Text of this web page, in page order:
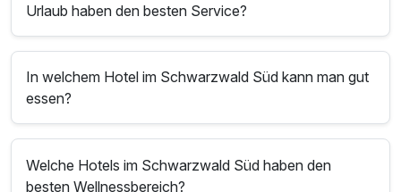
Urlaub haben den besten Service?
In welchem Hotel im Schwarzwald Süd kann man gut
essen?
Welche Hotels im Schwarzwald Süd haben den
besten Wellnessbereich?